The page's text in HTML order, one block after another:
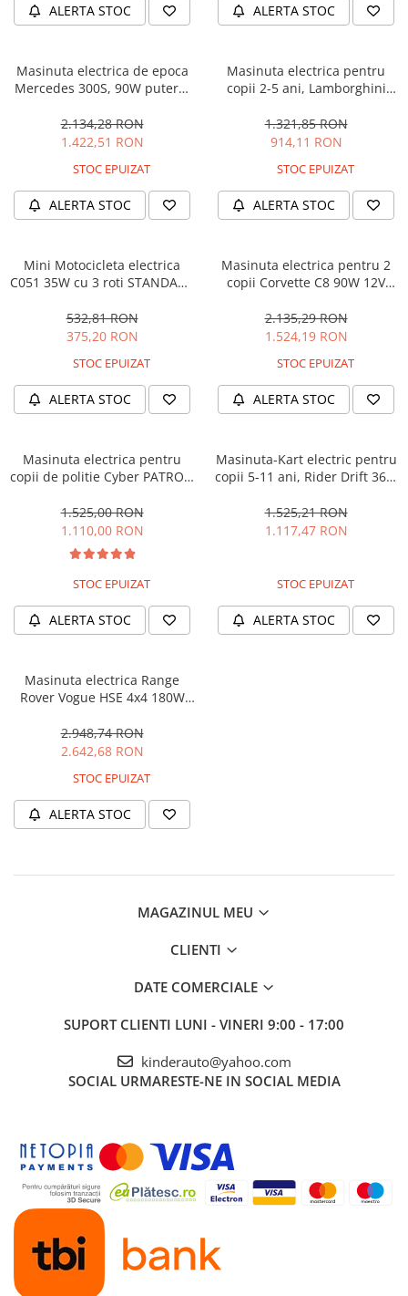
ALERTA STOC ALERTA STOC
Masinuta electrica de epoca
Mercedes 300S, 90W putere,
2.134,28 RON
1.422,51 RON
STOC EPUIZAT
ALERTA STOC
Masinuta electrica pentru
copii 2-5 ani, Lamborghini
12V, galbena
1.321,85 RON
914,11 RON
STOC EPUIZAT
ALERTA STOC
Mini Motocicleta electrica
C051 35W cu 3 roti STANDARD
532,81 RON
375,20 RON
STOC EPUIZAT
ALERTA STOC
Masinuta electrica pentru 2
copii Corvette C8 90W 12V
2.135,29 RON
1.524,19 RON
STOC EPUIZAT
ALERTA STOC
Masinuta electrica pentru
copii de politie Cyber PATROL,
90W, 12V, Black & White
1.525,00 RON
1.110,00 RON
STOC EPUIZAT
ALERTA STOC
Masinuta-Kart electric pentru
copii 5-11 ani, Rider Drift 360,
1.525,21 RON
1.117,47 RON
STOC EPUIZAT
ALERTA STOC
Masinuta electrica Range
Rover Vogue HSE 4x4 180W
2.948,74 RON
2.642,68 RON
STOC EPUIZAT
ALERTA STOC
MAGAZINUL MEU
CLIENTI
DATE COMERCIALE
SUPORT CLIENTI LUNI - VINERI 9:00 - 17:00
kinderauto@yahoo.com
SOCIAL URMARESTE-NE IN SOCIAL MEDIA